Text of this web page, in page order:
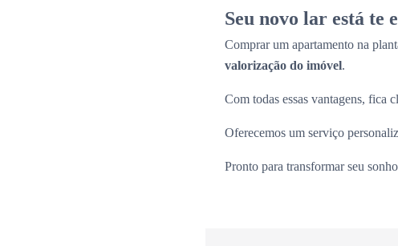
Seu novo lar está te
Comprar um apartamento na
valorização do imóvel.
Com todas essas vantagens, fica
Oferecemos um serviço
Pronto para transformar seu